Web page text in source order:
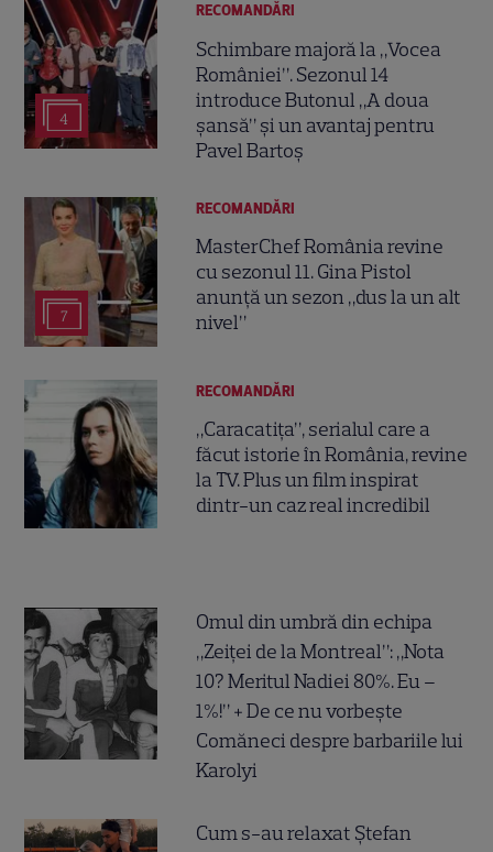
4
RECOMANDĂRI
Schimbare majoră la „Vocea
României”. Sezonul 14
introduce Butonul „A doua
șansă” și un avantaj pentru
Pavel Bartoș
7
RECOMANDĂRI
MasterChef România revine
cu sezonul 11. Gina Pistol
anunță un sezon „dus la un alt
nivel”
RECOMANDĂRI
„Caracatița”, serialul care a
făcut istorie în România, revine
la TV. Plus un film inspirat
dintr-un caz real incredibil
Omul din umbră din echipa
„Zeiței de la Montreal”: „Nota
10? Meritul Nadiei 80%. Eu –
1%!” + De ce nu vorbește
Comăneci despre barbariile lui
Karolyi
Cum s-au relaxat Ștefan